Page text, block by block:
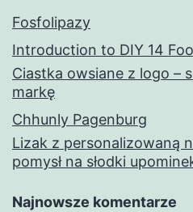
Fosfolipazy
Introduction to DIY 14
Ciastka owsiane z logo –
markę
Chhunly Pagenburg
Lizak z personalizowaną
pomysł na słodki
Najnowsze komentarze